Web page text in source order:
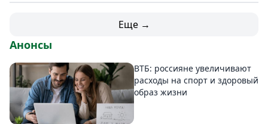
Еще →
Анонсы
ВТБ: россияне увеличивают
расходы на спорт и здоровый
образ жизни